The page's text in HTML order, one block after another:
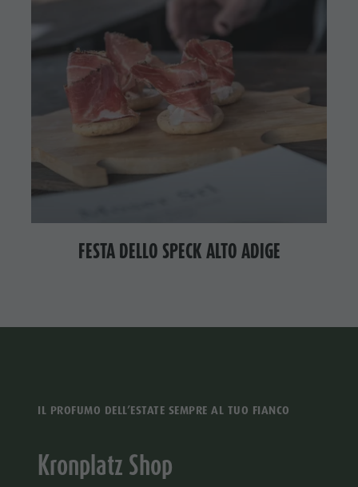
FESTA DELLO SPECK ALTO ADIGE
IL PROFUMO DELL’ESTATE SEMPRE AL TUO FIANCO
Kronplatz Shop